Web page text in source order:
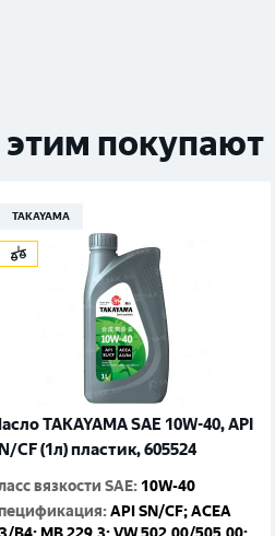
этим покупают
TAKAYAMA
TAKAYAMA SAE 10W-40, API
CF (1л) пластик, 605524
вязкости SAE: 10W-40
:API SN/CF; ACEA